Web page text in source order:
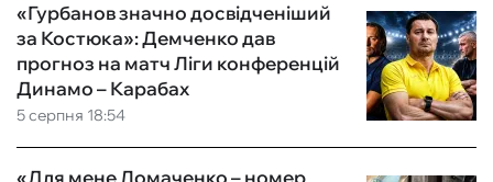
5 серпня 18:54
«Гурбанов значно досвідченіший
за Костюка»: Демченко дав
прогноз на матч Ліги конференцій
Динамо – Карабах